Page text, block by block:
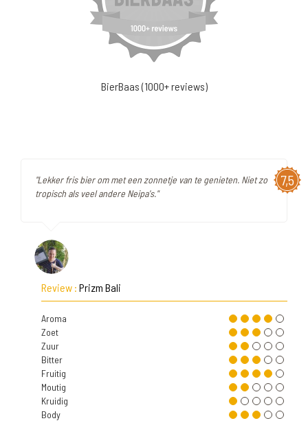
BierBaas (1000+ reviews)
7,5
"Lekker fris bier om met een zonnetje van te genieten. Niet zo
tropisch als veel andere Neipa's."
Review : Prizm Bali
Aroma
Zoet
Zuur
Bitter
Fruitig
Moutig
Kruidig
Body